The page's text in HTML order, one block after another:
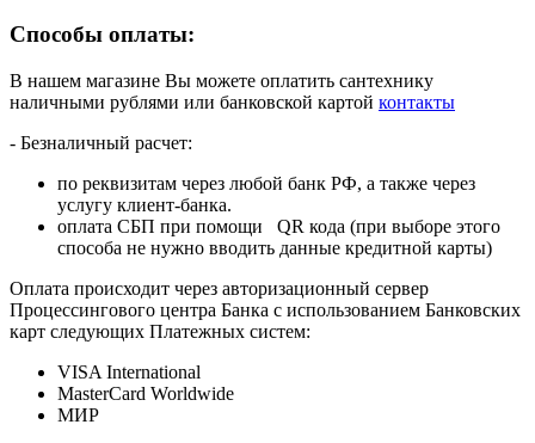
Способы оплаты:
В нашем магазине Вы можете оплатить сантехнику
наличными рублями или банковской картой контакты
- Безналичный расчет:
по реквизитам через любой банк РФ, а также через
услугу клиент-банка.
оплата СБП при помощи QR кода (при выборе этого
способа не нужно вводить данные кредитной карты)
Оплата происходит через авторизационный сервер
Процессингового центра Банка с использованием Банковских
карт следующих Платежных систем:
VISA International
MasterCard Worldwide
МИР